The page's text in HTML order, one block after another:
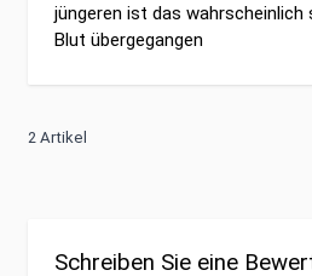
jüngeren ist das wahrscheinlich
Blut übergegangen
2 Artikel
Schreiben Sie eine